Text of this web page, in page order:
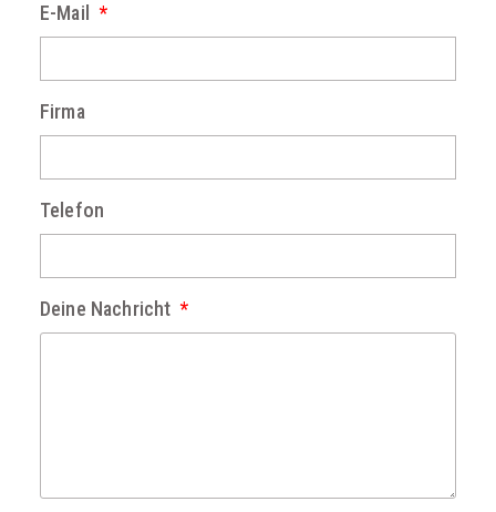
E-Mail
Firma
Telefon
Deine Nachricht